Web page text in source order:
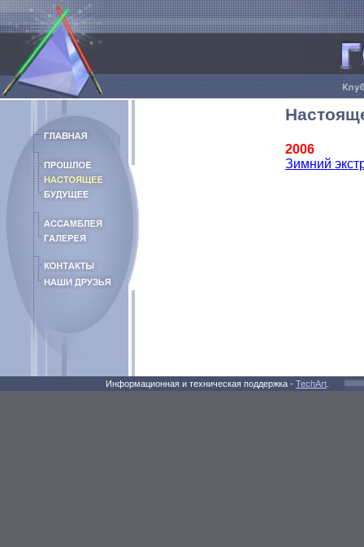
2006
Зимний
Информационная и техническая поддержка - TechArt